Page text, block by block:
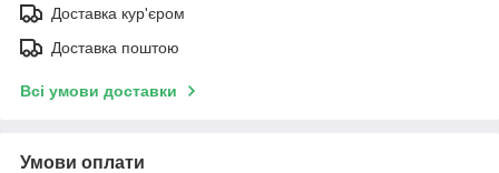
Доставка кур'єром
Доставка поштою
Всі умови доставки
Умови оплати